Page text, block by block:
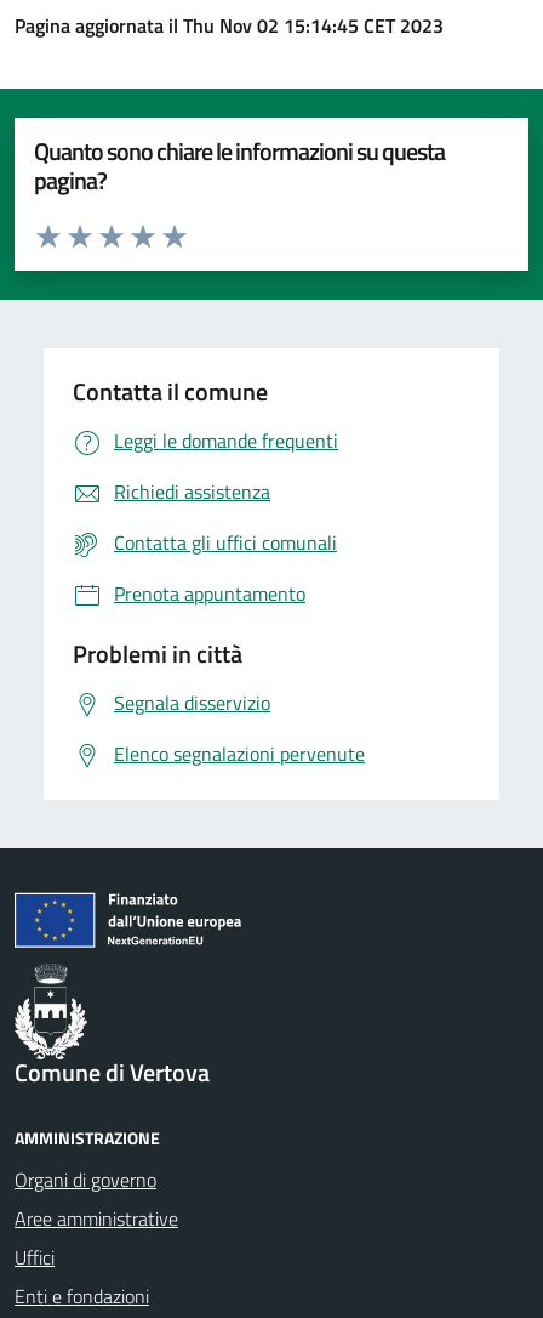
Pagina aggiornata il Thu Nov 02 15:14:45 CET 2023
Quanto sono chiare le informazioni su questa
pagina?
Valuta da 1 a 5 stelle la pagina
Valuta 5 stelle su 5
Valuta 4 stelle su 5
Valuta 3 stelle su 5
Valuta 2 stelle su 5
Valuta 1 stelle su 5
Contatta il comune
Leggi le domande frequenti
Richiedi assistenza
Contatta gli uffici comunali
Prenota appuntamento
Problemi in città
Segnala disservizio
Elenco segnalazioni pervenute
Comune di Vertova
AMMINISTRAZIONE
Organi di governo
Aree amministrative
Uffici
Enti e fondazioni